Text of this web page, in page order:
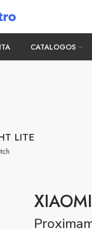
CATALOGOS
LITE